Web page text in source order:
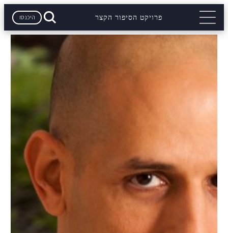
פרויקט הסיפור הקצר היכנסו